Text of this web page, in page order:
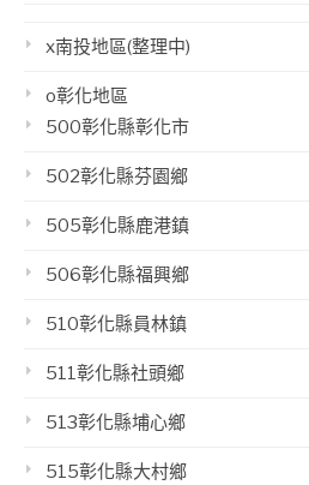
x南投地區(整理中)
o彰化地區
500彰化縣彰化市
502彰化縣芬園鄉
505彰化縣鹿港鎮
506彰化縣福興鄉
510彰化縣員林鎮
511彰化縣社頭鄉
513彰化縣埔心鄉
515彰化縣大村鄉